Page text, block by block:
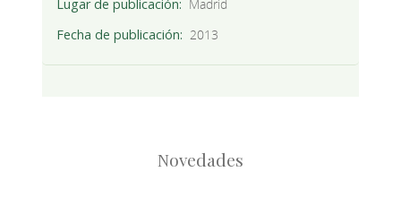
Lugar de publicación
Madrid
Fecha de publicación
2013
Novedades